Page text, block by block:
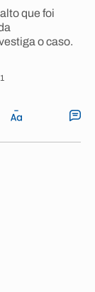
que foi
o caso.